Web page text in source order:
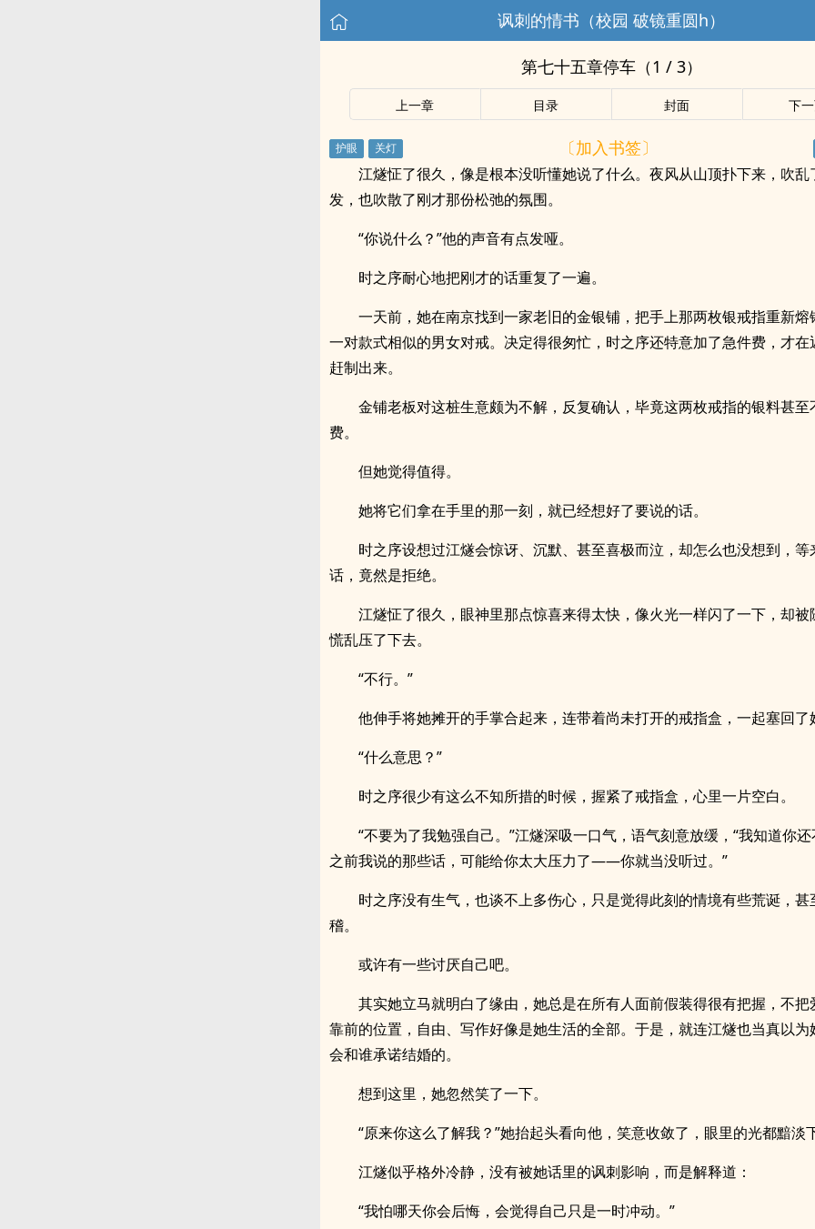
讽刺的情书（校园 破镜重圆h）
第七十五章停车（1 / 3）
上一章 目录 封面 下
〔加入书签〕
江燧怔了很久，像是根本没听懂她说了什么。夜风从山顶扑下来，吹乱
发，也吹散了刚才那份松弛的氛围。
“你说什么？”他的声音有点发哑。
时之序耐心地把刚才的话重复了一遍。
一天前，她在南京找到一家老旧的金银铺，把手上那两枚银戒指重新熔
一对款式相似的男女对戒。决定得很匆忙，时之序还特意加了急件费，才在
赶制出来。
金铺老板对这桩生意颇为不解，反复确认，毕竟这两枚戒指的银料甚至
费。
但她觉得值得。
她将它们拿在手里的那一刻，就已经想好了要说的话。
时之序设想过江燧会惊讶、沉默、甚至喜极而泣，却怎么也没想到，等
话，竟然是拒绝。
江燧怔了很久，眼神里那点惊喜来得太快，像火光一样闪了一下，却被
慌乱压了下去。
“不行。”
他伸手将她摊开的手掌合起来，连带着尚未打开的戒指盒，一起塞回了
“什么意思？”
时之序很少有这么不知所措的时候，握紧了戒指盒，心里一片空白。
“不要为了我勉强自己。”江燧深吸一口气，语气刻意放缓，“我知道你还
之前我说的那些话，可能给你太大压力了——你就当没听过。”
时之序没有生气，也谈不上多伤心，只是觉得此刻的情境有些荒诞，甚
稽。
或许有一些讨厌自己吧。
其实她立马就明白了缘由，她总是在所有人面前假装得很有把握，不把
靠前的位置，自由、写作好像是她生活的全部。于是，就连江燧也当真以为
会和谁承诺结婚的。
想到这里，她忽然笑了一下。
“原来你这么了解我？”她抬起头看向他，笑意收敛了，眼里的光都黯淡
江燧似乎格外冷静，没有被她话里的讽刺影响，而是解释道：
“我怕哪天你会后悔，会觉得自己只是一时冲动。”